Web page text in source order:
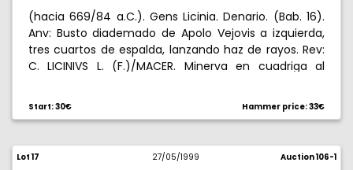
(hacia 669/84 a.C.). Gens Licinia. Denario. (Bab. 16).
Anv: Busto diademado de Apolo Vejovis a izquierda,
tres cuartos de espalda, lanzando haz de rayos. Rev:
C. LICINIVS L. (F.)/MACER. Minerva en cuadriga al
Start: 30€ Hammer price: 33€
Lot 17 27/05/1999 Auction 106-1